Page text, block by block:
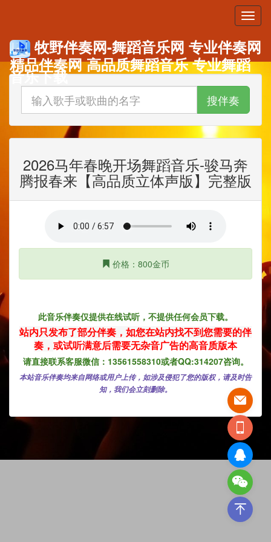
牧野伴奏网-舞蹈音乐网 专业伴奏网
精品伴奏网 高品质舞蹈音乐 专业舞蹈
音乐下载
搜伴奏
2026马年春晚开场舞蹈音乐-骏马奔
腾报春来【高品质立体声版】完整版
价格：800金币
此音乐伴奏仅提供在线试听，不提供任何会员下载。
站内只发布了部分伴奏，如您在站内找不到您需要的伴
奏， 或试听满意后需要无杂音广告的高音质版本
请直接联系客服微信：13561558310或者QQ:314207咨询。
本站音乐伴奏均来自网络或用户上传，如涉及侵犯了您的版权，请及时告
知，我们会立刻删除。